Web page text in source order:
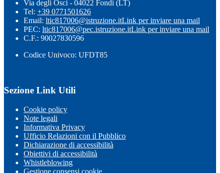
Via degli Osci - 04022 Fondi (LT)
Tel: +39 0771501626
Email: ltic817006@istruzione.itLink per inviare una mail
PEC: ltic817006@pec.istruzione.itLink per inviare una mail
C.F.: 90027830596
Codice Univoco: UFDT85
Sezione Link Utili
Cookie policy
Note legali
Informativa Privacy
Ufficio Relazioni con il Pubblico
Dichiarazione di accessibilità
Obiettivi di accessibilità
Whistleblowing
Gestione consensi cookie